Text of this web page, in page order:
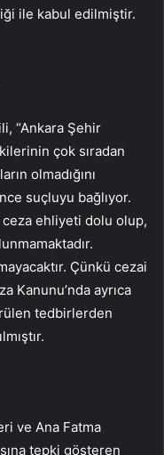
ile kabul edilmiştir.
“Ankara Şehir
çok sıradan
olmadığını
suçluyu bağlıyor.
ceza ehliyeti dolu olup,
Çünkü cezai
Kanunu’nda ayrıca
tedbirlerden
ve Ana Fatma
tepki gösteren